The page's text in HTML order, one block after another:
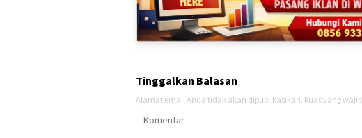
Tinggalkan Balasan
Alamat email Anda tidak akan dipublikasikan. Ruas yang